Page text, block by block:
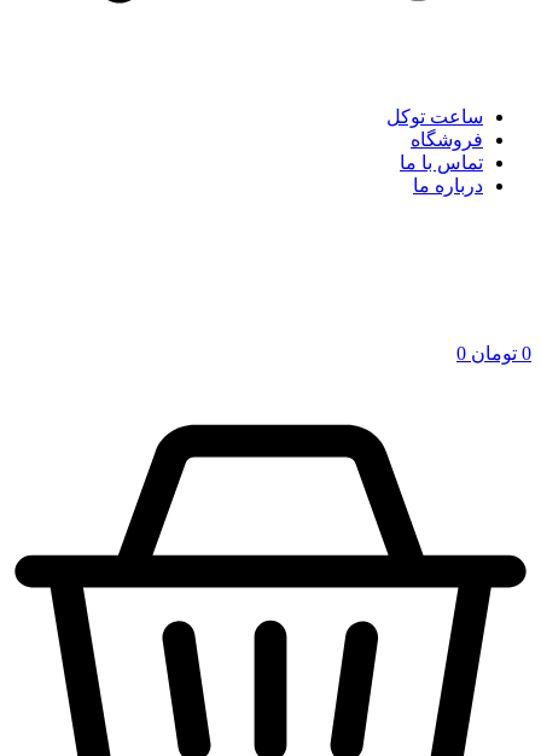
ساعت توکل
فروشگاه
تماس با ما
درباره ما
0 تومان 0